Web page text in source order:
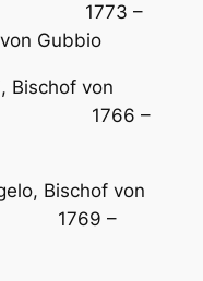
–
Gubbio
Bischof von
–
Bischof von
–